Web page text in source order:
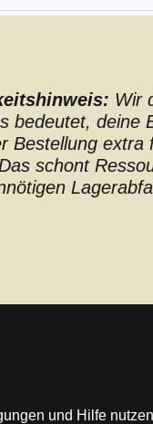
Wir
bedeutet, deine
Bestellung extra
schont
und Hilfe